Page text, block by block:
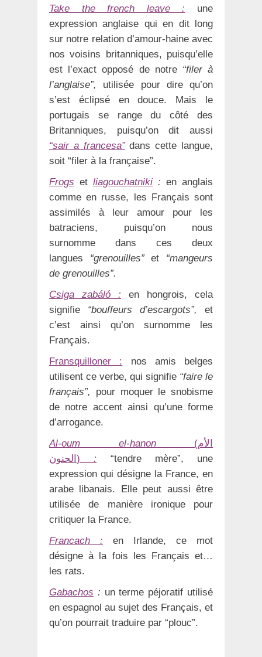
Take the french leave : une
expression anglaise qui en dit long
sur notre relation d’amour-haine avec
nos voisins britanniques, puisqu’elle
est l’exact opposé de notre “filer à
l’anglaise”,
utilisée pour dire qu’on
s’est éclipsé en douce. Mais le
portugais se range du côté des
Britanniques, puisqu’on dit aussi
“sair a francesa”dans cette langue,
soit “filer à la française”.
Frogs et liagouchatniki : en anglais
comme en russe, les Français sont
assimilés à leur amour pour les
batraciens, puisqu’on nous
surnomme dans ces deux
langues “grenouilles”et “mangeurs
de grenouilles”.
Csiga zabáló
: en hongrois, cela
signifie “bouffeurs d’escargots”,
et
c’est ainsi qu’on surnomme les
Français.
Fransquilloner : nos amis belges
utilisent ce verbe, qui signifie “faire le
français”,
pour moquer le snobisme
de notre accent ainsi qu’une forme
d’arrogance.
Al-oum el-hanon(الأم
الحنون): “tendre mère”, une
expression qui désigne la France, en
arabe libanais. Elle peut aussi être
utilisée de manière ironique pour
critiquer la France.
Francach : en Irlande, ce mot
désigne à la fois les Français et…
les rats.
Gabachos : un terme péjoratif utilisé
en espagnol au sujet des Français, et
qu’on pourrait traduire par “plouc”.